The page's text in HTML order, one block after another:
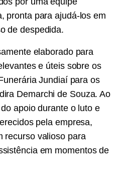
pronta para ajudá-los em
de despedida.
elaborado para
e úteis sobre os
Jundiaí para os
Demarchi de Souza. Ao
apoio durante o luto e
pela empresa,
recurso valioso para
em momentos de